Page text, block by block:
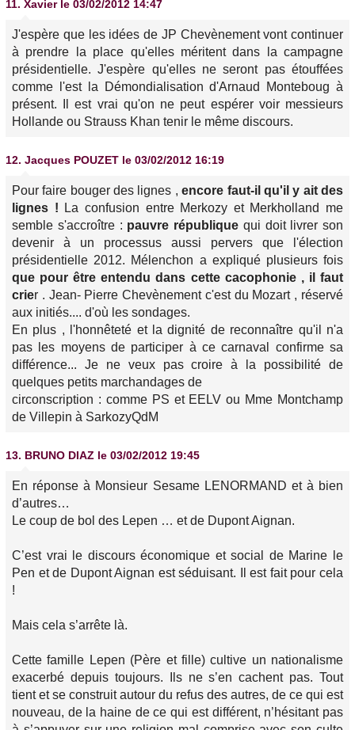
11. Xavier le 03/02/2012 14:47
J'espère que les idées de JP Chevènement vont continuer
à prendre la place qu'elles méritent dans la campagne
présidentielle. J'espère qu'elles ne seront pas étouffées
comme l'est la Démondialisation d'Arnaud Monteboug à
présent. Il est vrai qu'on ne peut espérer voir messieurs
Hollande ou Strauss Khan tenir le même discours.
12. Jacques POUZET le 03/02/2012 16:19
Pour faire bouger des lignes ,encore faut-il qu'il y ait des
lignes !
La confusion entre Merkozy et Merkholland me
semble s'accroître : pauvre république qui doit livrer son
devenir à un processus aussi pervers que l'élection
présidentielle 2012. Mélenchon a expliqué plusieurs fois
que pour être entendu dans cette cacophonie , il faut
crier . Jean- Pierre Chevènement c'est du Mozart , réservé
aux initiés.... d'où les sondages.
En plus , l'honnêteté et la dignité de reconnaître qu'il n'a
pas les moyens de participer à ce carnaval confirme sa
différence... Je ne veux pas croire à la possibilité de
quelques petits marchandages de
circonscription : comme PS et EELV ou Mme Montchamp
de Villepin à SarkozyQdM
13. BRUNO DIAZ le 03/02/2012 19:45
En réponse à Monsieur Sesame LENORMAND et à bien
d’autres…
Le coup de bol des Lepen … et de Dupont Aignan.
C’est vrai le discours économique et social de Marine le
Pen et de Dupont Aignan est séduisant. Il est fait pour cela
!
Mais cela s’arrête là.
Cette famille Lepen (Père et fille) cultive un nationalisme
exacerbé depuis toujours. Ils ne s’en cachent pas. Tout
tient et se construit autour du refus des autres, de ce qui est
nouveau, de la haine de ce qui est différent, n’hésitant pas